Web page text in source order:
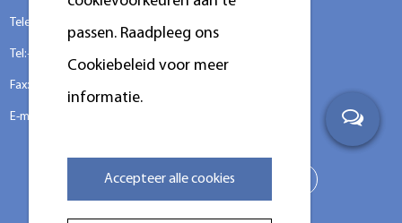
Telefoon: +86-13917089379
Tel:+86-13917089379
Fax: +86-0513-85663366
E-mail:
passen. Raadpleeg ons
Cookiebeleid voor meer
informatie.
Accepteer alle cookies